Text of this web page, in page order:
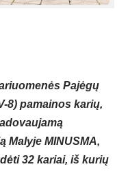
Pajėgų
8) pamainos karių,
Malyje MINUSMA,
32 kariai, iš kurių